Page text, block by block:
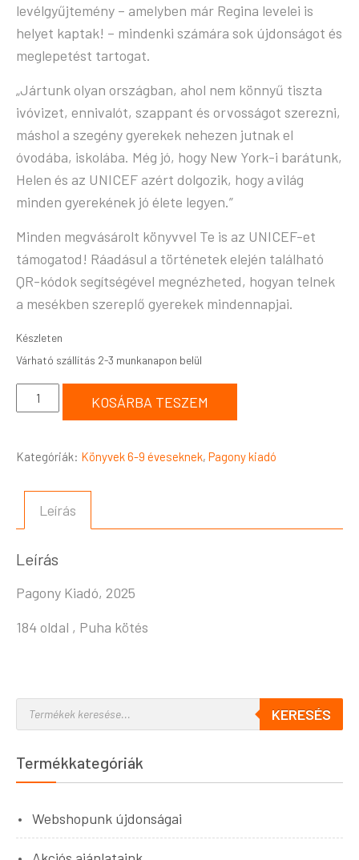
levélgyűjtemény – amelyben már Regina levelei is
helyet kaptak! – mindenki számára sok újdonságot és
meglepetést tartogat.
„Jártunk olyan országban, ahol nem könnyű tiszta
ivó­vizet, ennivalót, szappant és orvosságot szerezni,
máshol a szegény gyerekek nehezen jutnak el
óvodába, iskolába. Még jó, hogy New York-i barátunk,
Helen és az UNICEF azért dolgozik, hogy a világ
minden gyerekének jó élete legyen.”
Minden megvásárolt könyvvel Te is az UNICEF-et
támogatod! Ráadásul a történetek elején található
QR-kódok segítségével megnézheted, hogyan telnek
a mesékben szereplő gyerekek mindennapjai.
Készleten
KOSÁRBA TESZEM
Kategóriák: Könyvek 6-9 éveseknek, Pagony kiadó
Leírás
Leírás
Pagony Kiadó, 2025
184 oldal , Puha kötés
KERESÉS
Termékkategóriák
Webshopunk újdonságai